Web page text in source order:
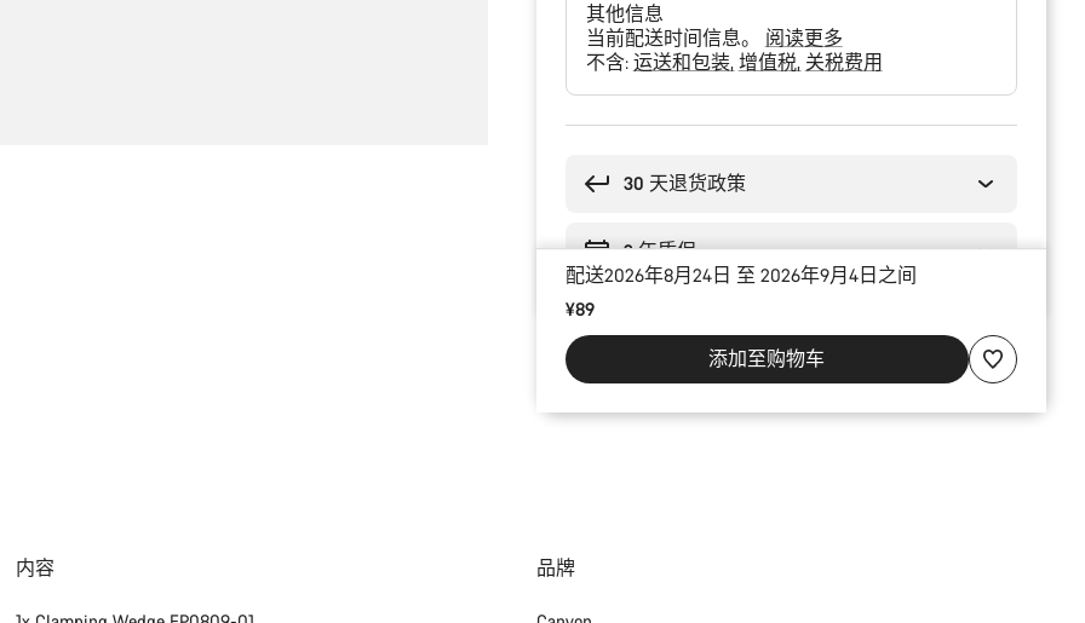
其他信息
当前配送时间信息。 阅读更多
不含: 运送和包装 增值税 关税费用
30 天退货政策
2 年质保
配送2026年8月24日 至 2026年9月4日之间
¥89
添加至购物车
内容 品牌